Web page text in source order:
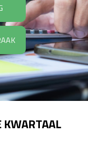
KWARTAAL